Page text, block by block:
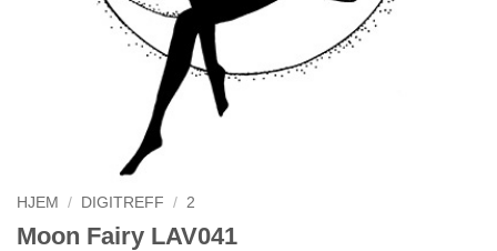
HJEM / DIGITREFF / 2
Moon Fairy LAV041